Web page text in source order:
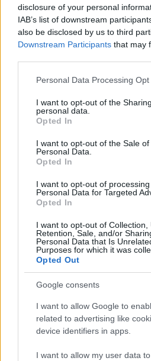
disclosure of your personal
IAB’s list of downstream
also be disclosed by us to third
Downstream Participants that may
Please note that this website/app
not limited to your visit or usage
grant or deny consent to Google
use your data for below specified
consent section.
Personal Data Processing
I want to opt-out of the
personal data.
Opted In
I want to opt-out of the Sale of
Personal Data.
Opted In
I want to opt-out of
Personal Data for Targeted
Opted In
I want to opt-out of Collection,
Retention, Sale, and/or
Personal Data that Is
Purposes for which it was
Opted Out
Google consents
I want to allow Google to
related to advertising like
device identifiers in apps.
I want to allow my user data
legváratlanabb helyzetben is
TOVÁBB OLVASOM
Szolnok gondosóra,Szolnok
tájékoztatót a Gondosóra
2023.10.11.
tartottak október 11-én, szerda
városháza dísztermében.
TOVÁBB OLVASOM
Szolnok gondosóra, nyugdíjas